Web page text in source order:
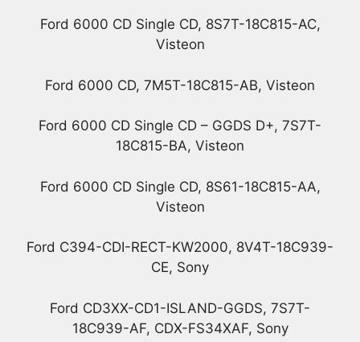
Ford 6000 CD Single CD, 8S7T-18C815-AC,
Visteon
Ford 6000 CD, 7M5T-18C815-AB, Visteon
Ford 6000 CD Single CD – GGDS D+, 7S7T-
18C815-BA, Visteon
Ford 6000 CD Single CD, 8S61-18C815-AA,
Visteon
Ford C394-CDI-RECT-KW2000, 8V4T-18C939-
CE, Sony
Ford CD3XX-CD1-ISLAND-GGDS, 7S7T-
18C939-AF, CDX-FS34XAF, Sony